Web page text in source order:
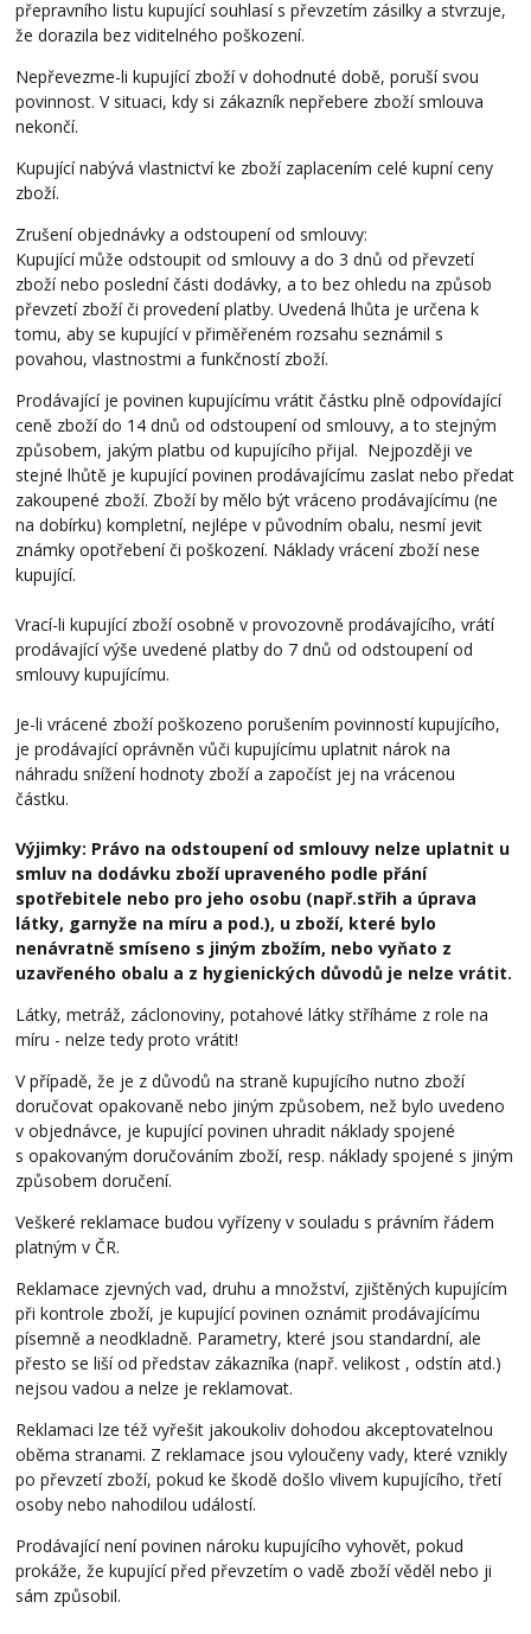
přepravního listu kupující souhlasí s převzetím zásilky a stvrzuje,
že dorazila bez viditelného poškození.
Nepřevezme-li kupující zboží v dohodnuté době, poruší svou
povinnost. V situaci, kdy si zákazník nepřebere zboží smlouva
nekončí.
Kupující nabývá vlastnictví ke zboží zaplacením celé kupní ceny
zboží.
Zrušení objednávky a odstoupení od smlouvy:
Kupující může odstoupit od smlouvy a do 3 dnů od převzetí
zboží nebo poslední části dodávky, a to bez ohledu na způsob
převzetí zboží či provedení platby. Uvedená lhůta je určena k
tomu, aby se kupující v přiměřeném rozsahu seznámil s
povahou, vlastnostmi a funkčností zboží.
Prodávající je povinen kupujícímu vrátit částku plně odpovídající
ceně zboží do 14 dnů od odstoupení od smlouvy, a to stejným
způsobem, jakým platbu od kupujícího přijal. Nejpozději ve
stejné lhůtě je kupující povinen prodávajícímu zaslat nebo předat
zakoupené zboží. Zboží by mělo být vráceno prodávajícímu (ne
na dobírku) kompletní, nejlépe v původním obalu, nesmí jevit
známky opotřebení či poškození. Náklady vrácení zboží nese
kupující.
Vrací-li kupující zboží osobně v provozovně prodávajícího, vrátí
prodávající výše uvedené platby do 7 dnů od odstoupení od
smlouvy kupujícímu.
Je-li vrácené zboží poškozeno porušením povinností kupujícího,
je prodávající oprávněn vůči kupujícímu uplatnit nárok na
náhradu snížení hodnoty zboží a započíst jej na vrácenou
částku.
Výjimky: Právo na odstoupení od smlouvy nelze uplatnit u
smluv na dodávku zboží upraveného podle přání
spotřebitele nebo pro jeho osobu (např.střih a úprava
látky, garnyže na míru a pod.), u zboží, které bylo
nenávratně smíseno s jiným zbožím, nebo vyňato z
uzavřeného obalu a z hygienických důvodů je nelze vrátit.
Látky, metráž, záclonoviny, potahové látky stříháme z role na
míru - nelze tedy proto vrátit!
V případě, že je z důvodů na straně kupujícího nutno zboží
doručovat opakovaně nebo jiným způsobem, než bylo uvedeno
v objednávce, je kupující povinen uhradit náklady spojené
s opakovaným doručováním zboží, resp. náklady spojené s jiným
způsobem doručení.
Veškeré reklamace budou vyřízeny v souladu s právním řádem
platným v ČR.
Reklamace zjevných vad, druhu a množství, zjištěných kupujícím
při kontrole zboží, je kupující povinen oznámit prodávajícímu
písemně a neodkladně. Parametry, které jsou standardní, ale
přesto se liší od představ zákazníka (např. velikost , odstín atd.)
nejsou vadou a nelze je reklamovat.
Reklamaci lze též vyřešit jakoukoliv dohodou akceptovatelnou
oběma stranami. Z reklamace jsou vyloučeny vady, které vznikly
po převzetí zboží, pokud ke škodě došlo vlivem kupujícího, třetí
osoby nebo nahodilou událostí.
Prodávající není povinen nároku kupujícího vyhovět, pokud
prokáže, že kupující před převzetím o vadě zboží věděl nebo ji
sám způsobil.